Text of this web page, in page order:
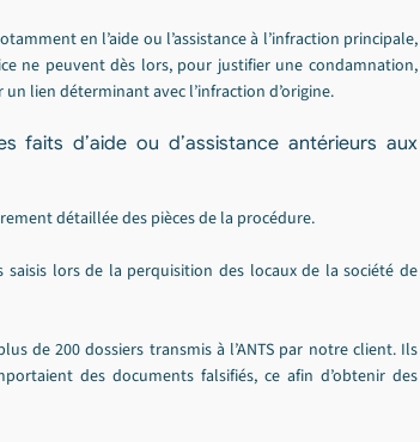
en l’aide ou l’assistance à l’infraction principale,
ne peuvent dès lors, pour justifier une condamnation,
lien déterminant avec l’infraction d’origine.
faits d’aide ou d’assistance antérieurs aux
détaillée des pièces de la procédure.
lors de la perquisition des locaux de la société de
de 200 dossiers transmis à l’ANTS par notre client. Ils
des documents falsifiés, ce afin d’obtenir des